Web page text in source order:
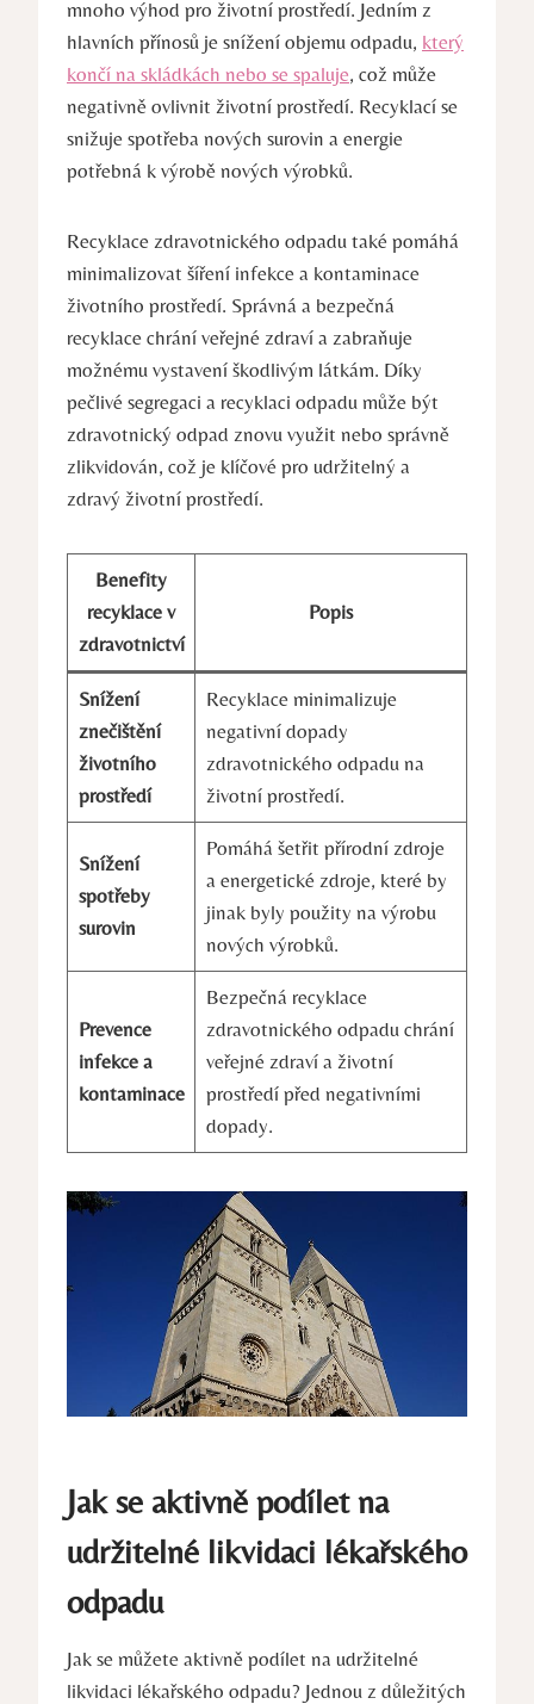
mnoho výhod pro životní prostředí. Jedním z
hlavních přínosů je snížení objemu odpadu, který
končí na skládkách nebo se spaluje, což může
negativně ovlivnit životní prostředí. Recyklací se
snižuje spotřeba nových surovin a energie
potřebná k výrobě nových výrobků.
Recyklace zdravotnického odpadu také pomáhá
minimalizovat šíření infekce a kontaminace
životního prostředí. Správná a bezpečná
recyklace chrání veřejné zdraví a zabraňuje
možnému vystavení škodlivým látkám. Díky
pečlivé segregaci a recyklaci odpadu může být
zdravotnický odpad znovu využit nebo správně
zlikvidován, což je klíčové pro udržitelný a
zdravý životní prostředí.
Benefity
recyklace v
zdravotnictví
Popis
Snížení
znečištění
životního
prostředí
Recyklace minimalizuje
negativní dopady
zdravotnického odpadu na
životní prostředí.
Snížení
spotřeby
surovin
Pomáhá šetřit přírodní zdroje
a energetické zdroje, které by
jinak byly použity na výrobu
nových výrobků.
Prevence
infekce a
kontaminace
Bezpečná recyklace
zdravotnického odpadu chrání
veřejné zdraví a životní
prostředí před negativními
dopady.
Jak se aktivně podílet na
udržitelné likvidaci lékařského
odpadu
Jak se můžete aktivně podílet na udržitelné
likvidaci lékařského odpadu? Jednou z důležitých